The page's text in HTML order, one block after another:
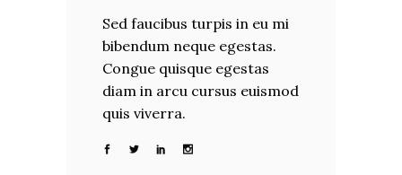
Sed faucibus turpis in eu mi
bibendum neque egestas.
Congue quisque egestas
diam in arcu cursus euismod
quis viverra.